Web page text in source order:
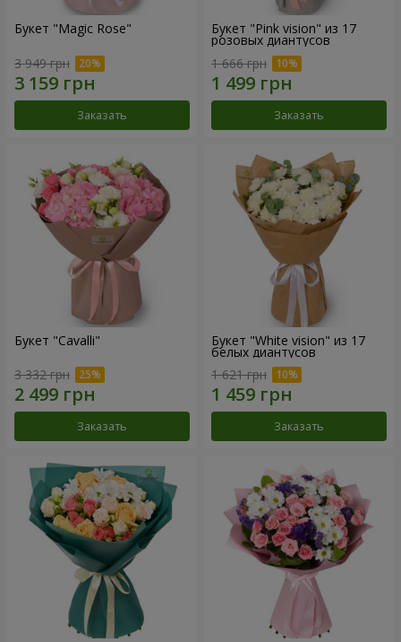
Букет "Magic Rose"
3 949 грн
Заказать
Букет "Pink vision" из 17
розовых диантусов
1 666 грн
Заказать
Букет "Cаvalli"
3 332 грн
Заказать
Букет "White vision" из 17
белых диантусов
1 621 грн
Заказать